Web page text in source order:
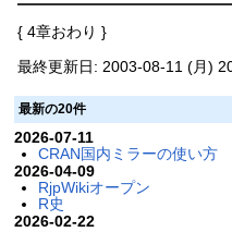
{ 4章おわり }
最終更新日: 2003-08-11 (月)
最新の20件
2026-07-11
CRAN国内ミラーの使い方
2026-04-09
RjpWikiオープン
R史
2026-02-22